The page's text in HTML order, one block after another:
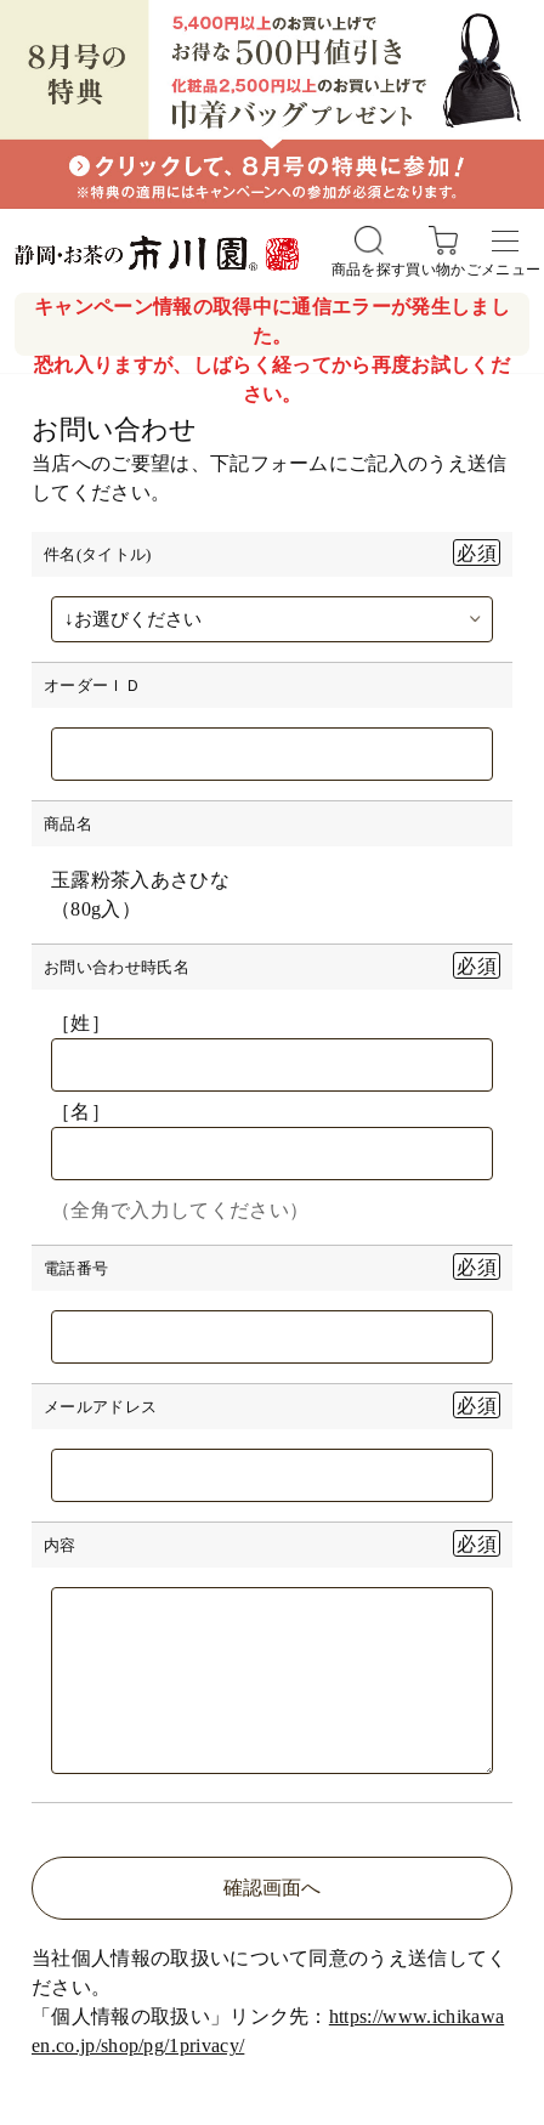
キャンペーン情報の取得中に通信エラーが発生しまし
た。
恐れ入りますが、しばらく経ってから再度お試しくだ
さい。
商品を探す買い物かごメニュー
お問い合わせ
当店へのご要望は、下記フォームにご記入のうえ送信
してください。
件名(タイトル)
オーダーＩＤ
商品名
玉露粉茶入あさひな
（80g入）
お問い合わせ時氏名
［姓］
［名］
（全角で入力してください）
電話番号
メールアドレス
内容
当社個人情報の取扱いについて同意のうえ送信してく
ださい。
「個人情報の取扱い」リンク先： https://www.ichikawa
en.co.jp/shop/pg/1privacy/